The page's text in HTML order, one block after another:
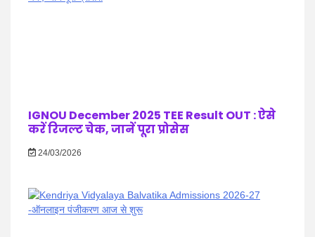
IGNOU December 2025 TEE Result OUT : ऐसे
करें रिजल्ट चेक, जानें पूरा प्रोसेस
24/03/2026